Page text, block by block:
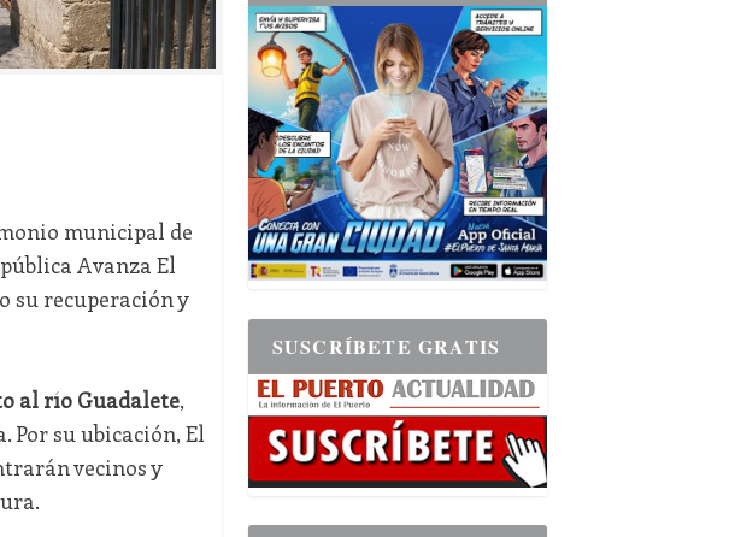
municipal de
Avanza El
su recuperación y
al río Guadalete,
Por su ubicación, El
vecinos y
SUSCRÍBETE GRATIS